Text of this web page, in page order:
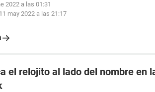
2022 a las 01:31
11 may 2022 a las 21:17
el relojito al lado del nombre en